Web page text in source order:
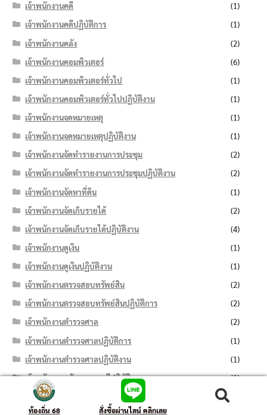
เจ้าพนักงานคดี
(1)
เจ้าพนักงานคดีปฏิบัติการ
(1)
เจ้าพนักงานคลัง
(2)
เจ้าพนักงานคอมพิวเตอร์
(6)
เจ้าพนักงานคอมพิวเตอร์ทั่วไป
(1)
เจ้าพนักงานคอมพิวเตอร์ทั่วไปปฏิบัติงาน
(1)
เจ้าพนักงานจดหมายเหตุ
(1)
เจ้าพนักงานจดหมายเหตุปฏิบัติงาน
(1)
เจ้าพนักงานจัดทำรายงานการประชุม
(2)
เจ้าพนักงานจัดทำรายงานการประชุมปฏิบัติงาน
(2)
เจ้าพนักงานจัดหาที่ดิน
(1)
เจ้าพนักงานจัดเก็บรายได้
(2)
เจ้าพนักงานจัดเก็บรายได้ปฏิบัติงาน
(4)
เจ้าพนักงานดูเงิน
(1)
เจ้าพนักงานดูเงินปฏิบัติงาน
(1)
เจ้าพนักงานตรวจสอบทรัพย์สิน
(2)
เจ้าพนักงานตรวจสอบทรัพย์สินปฏิบัติการ
(2)
เจ้าพนักงานตำรวจศาล
(2)
เจ้าพนักงานตำรวจศาลปฏิบัติการ
(1)
เจ้าพนักงานตำรวจศาลปฏิบัติงาน
(1)
เจ้าพนักงานทรัพยากรธรณีปฏิบัติงาน
(1)
เจ้าพนักงานทะเบียน
ท้องถิ่น 68 สั่งซื้อผ่านไลน์ คลิกเลย